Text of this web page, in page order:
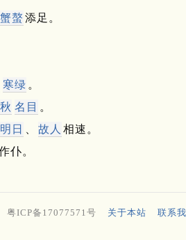
蟹螯添足。
寒绿 。
名目 。
明日 故人 相速。
仆。
粤ICP备17077571号 关于本站 联系